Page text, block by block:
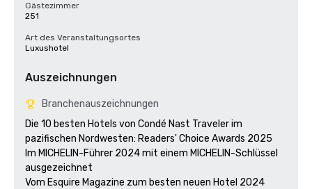
Gästezimmer
251
Art des Veranstaltungsortes
Luxushotel
Auszeichnungen
Branchenauszeichnungen
Die 10 besten Hotels von Condé Nast Traveler im
pazifischen Nordwesten: Readers' Choice Awards 2025
Im MICHELIN-Führer 2024 mit einem MICHELIN-Schlüssel
ausgezeichnet
Vom Esquire Magazine zum besten neuen Hotel 2024